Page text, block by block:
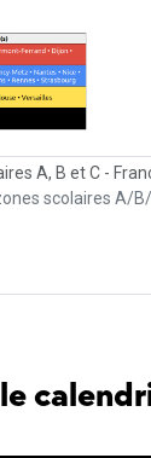
A, B et C -
scolaires A/